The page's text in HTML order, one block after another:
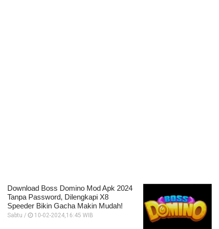
Download Boss Domino Mod Apk 2024
Tanpa Password, Dilengkapi X8
Speeder Bikin Gacha Makin Mudah!
Sabtu / 10-02-2024,16:45 WIB